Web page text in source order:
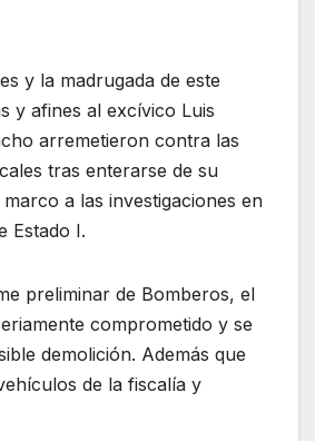
y la madrugada de este
y afines al excívico Luis
arremetieron contra las
tras enterarse de su
a las investigaciones en
Estado I.
preliminar de Bomberos, el
comprometido y se
demolición. Además que
de la fiscalía y